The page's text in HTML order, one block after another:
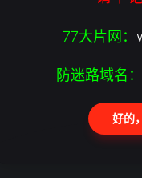
第26
第30
77大片网：
防迷路域名：
好的